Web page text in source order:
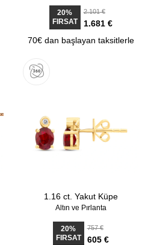
20%
FIRSAT
2.101 €
1.681 €
70€ dan başlayan taksitlerle
1.16 ct. Yakut Küpe
Altın ve Pırlanta
20%
FIRSAT
757 €
605 €